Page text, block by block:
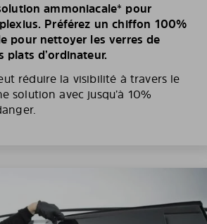
ammoniacale* pour
Préférez un chiffon 100%
pour nettoyer les verres de
plats d’ordinateur.
réduire la visibilité à travers le
solution avec jusqu’à 10%